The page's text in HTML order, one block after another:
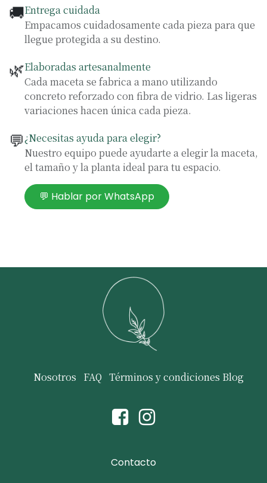
🚚Entrega cuidada
Empacamos cuidadosamente cada pieza para que
llegue protegida a su destino.
🌿Elaboradas artesanalmente
Cada maceta se fabrica a mano utilizando
concreto reforzado con fibra de vidrio. Las ligeras
variaciones hacen única cada pieza.
💬¿Necesitas ayuda para elegir?
Nuestro equipo puede ayudarte a elegir la maceta,
el tamaño y la planta ideal para tu espacio.
💬 Hablar por WhatsApp
Nosotros FAQ Términos y condiciones Blog
Contacto